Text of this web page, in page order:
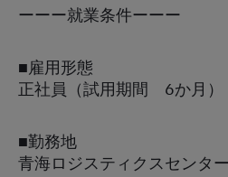
ーーー就業条件ーーー
■雇用形態
正社員（試用期間 6か月）
■勤務地
青海ロジスティクスセンタ